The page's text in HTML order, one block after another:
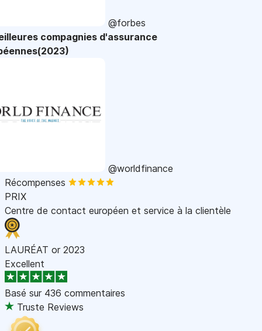
@forbes
compagnies d'assurance
@worldfinance
Récompenses
PRIX
Centre de contact européen et service à la clientèle
LAURÉAT or 2023
Excellent
Basé sur 436 commentaires
Truste Reviews